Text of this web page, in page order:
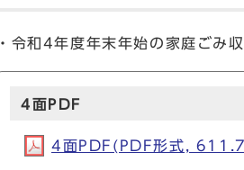
・令和4年度年末年始の家庭ごみ
4面PDF
4面PDF(PDF形式,